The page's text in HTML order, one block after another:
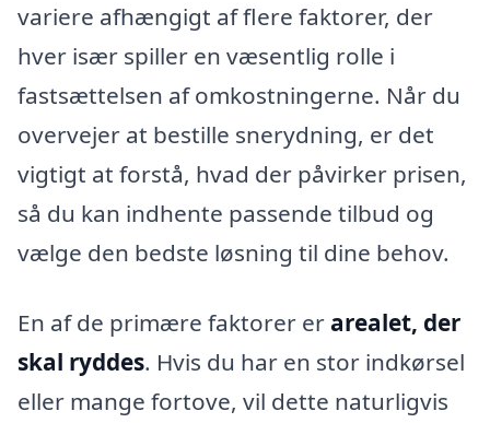
variere afhængigt af flere faktorer, der
hver især spiller en væsentlig rolle i
fastsættelsen af omkostningerne. Når du
overvejer at bestille snerydning, er det
vigtigt at forstå, hvad der påvirker prisen,
så du kan indhente passende tilbud og
vælge den bedste løsning til dine behov.
En af de primære faktorer er arealet, der
skal ryddes. Hvis du har en stor indkørsel
eller mange fortove, vil dette naturligvis